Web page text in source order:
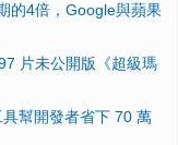
的4倍，Google與蘋果
片未公開版《超級瑪
幫開發者省下 70 萬